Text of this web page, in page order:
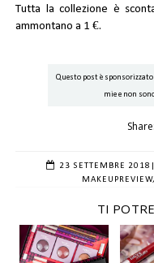
Tutta la collezione è
ammontano a 1 €.
Questo post è
mie e non
Share:
23 SETTEMBRE 2018
MAKEUPREVIEW,
TI